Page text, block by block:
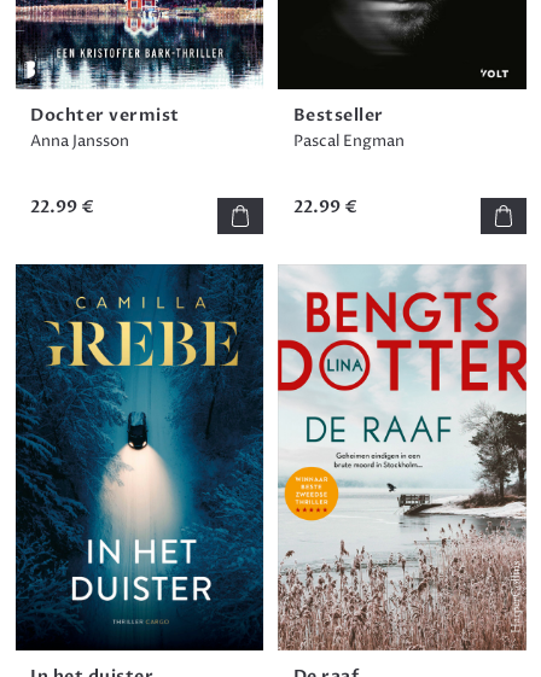
Dochter vermist
Anna Jansson
22.99 €
Bestseller
Pascal Engman
22.99 €